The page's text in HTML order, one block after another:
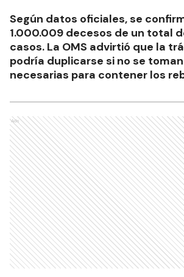
Según datos oficiales, se
1.000.009 decesos de un total
casos. La OMS advirtió que la
podría duplicarse si no se
necesarias para contener los
Ads